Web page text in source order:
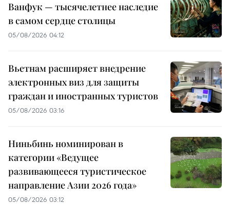
Ванфук — тысячелетнее наследие
в самом сердце столицы
05/08/2026 04:12
Вьетнам расширяет внедрение
электронных виз для защиты
граждан и иностранных туристов
05/08/2026 03:16
Ниньбинь номинирован в
категории «Ведущее
развивающееся туристическое
направление Азии 2026 года»
05/08/2026 03:12